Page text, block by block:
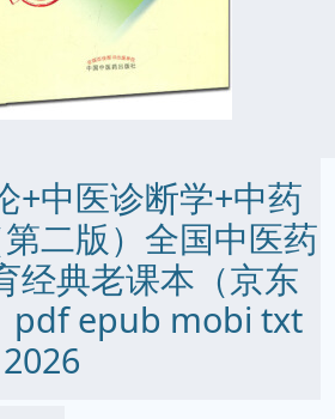
+中医诊断学+中药
二版）全国中医药
经典老课本（京东
pdf epub mobi txt